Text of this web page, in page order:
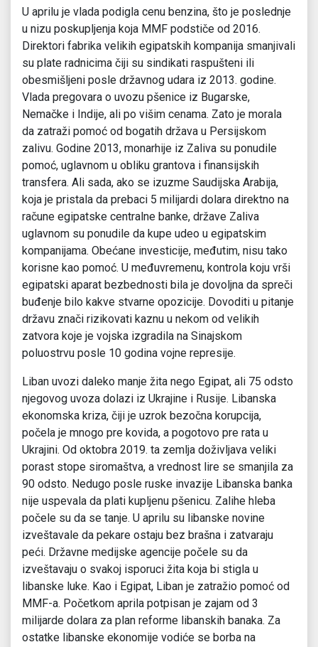
U aprilu je vlada podigla cenu benzina, što je poslednje
u nizu poskupljenja koja MMF podstiče od 2016.
Direktori fabrika velikih egipatskih kompanija smanjivali
su plate radnicima čiji su sindikati raspušteni ili
obesmišljeni posle državnog udara iz 2013. godine.
Vlada pregovara o uvozu pšenice iz Bugarske,
Nemačke i Indije, ali po višim cenama. Zato je morala
da zatraži pomoć od bogatih država u Persijskom
zalivu. Godine 2013, monarhije iz Zaliva su ponudile
pomoć, uglavnom u obliku grantova i finansijskih
transfera. Ali sada, ako se izuzme Saudijska Arabija,
koja je pristala da prebaci 5 milijardi dolara direktno na
račune egipatske centralne banke, države Zaliva
uglavnom su ponudile da kupe udeo u egipatskim
kompanijama. Obećane investicije, međutim, nisu tako
korisne kao pomoć. U međuvremenu, kontrola koju vrši
egipatski aparat bezbednosti bila je dovoljna da spreči
buđenje bilo kakve stvarne opozicije. Dovoditi u pitanje
državu znači rizikovati kaznu u nekom od velikih
zatvora koje je vojska izgradila na Sinajskom
poluostrvu posle 10 godina vojne represije.
Liban uvozi daleko manje žita nego Egipat, ali 75 odsto
njegovog uvoza dolazi iz Ukrajine i Rusije. Libanska
ekonomska kriza, čiji je uzrok bezočna korupcija,
počela je mnogo pre kovida, a pogotovo pre rata u
Ukrajini. Od oktobra 2019. ta zemlja doživljava veliki
porast stope siromaštva, a vrednost lire se smanjila za
90 odsto. Nedugo posle ruske invazije Libanska banka
nije uspevala da plati kupljenu pšenicu. Zalihe hleba
počele su da se tanje. U aprilu su libanske novine
izveštavale da pekare ostaju bez brašna i zatvaraju
peći. Državne medijske agencije počele su da
izveštavaju o svakoj isporuci žita koja bi stigla u
libanske luke. Kao i Egipat, Liban je zatražio pomoć od
MMF-a. Početkom aprila potpisan je zajam od 3
milijarde dolara za plan reforme libanskih banaka. Za
ostatke libanske ekonomije vodiće se borba na